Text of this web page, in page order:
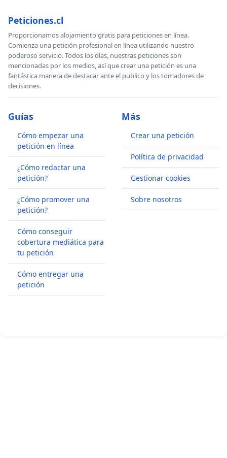
Peticiones.cl
Proporcionamos alojamiento gratis para peticiones en línea.
Comienza una petición profesional en línea utilizando nuestro
poderoso servicio. Todos los días, nuestras peticiones son
mencionadas por los medios, así que crear una petición es una
fantástica manera de destacar ante el publico y los tomadores de
decisiones.
Guías
Cómo empezar una
petición en línea
¿Cómo redactar una
petición?
¿Cómo promover una
petición?
Cómo conseguir
cobertura mediática para
tu petición
Cómo entregar una
petición
Más
Crear una petición
Política de privacidad
Gestionar cookies
Sobre nosotros